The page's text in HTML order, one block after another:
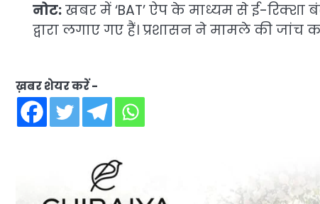
नोट:खबर में ‘BAT’ ऐप के माध्यम से ई-
द्वारा लगाए गए हैं। प्रशासन ने मामले की जांच
ख़बर शेयर करें -